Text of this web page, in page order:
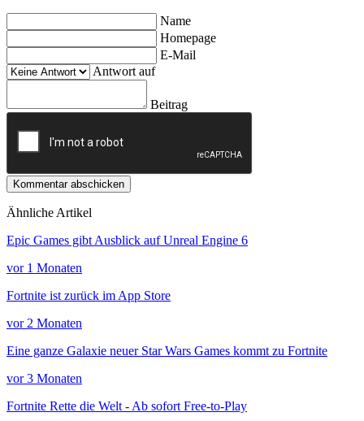
Name
Homepage
E-Mail
Antwort auf
Beitrag
Kommentar abschicken
Ähnliche Artikel
Epic Games gibt Ausblick auf Unreal Engine 6
vor 1 Monaten
Fortnite ist zurück im App Store
vor 2 Monaten
Eine ganze Galaxie neuer Star Wars Games kommt zu Fortnite
vor 3 Monaten
Fortnite Rette die Welt - Ab sofort Free-to-Play